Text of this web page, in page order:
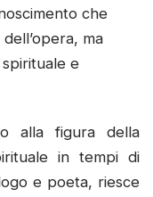
che
ma
e
alla figura della
in tempi di
e poeta, riesce